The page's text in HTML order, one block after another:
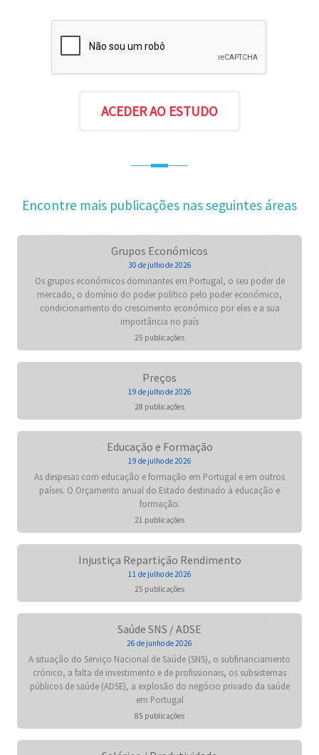
Encontre mais publicações nas seguintes áreas
Grupos Económicos
30 de julho de 2026
Os grupos económicos dominantes em Portugal, o seu poder de
mercado, o domínio do poder politico pelo poder económico,
condicionamento do crescimento económico por eles e a sua
importância no país
25 publicações
Preços
19 de julho de 2026
28 publicações
Educação e Formação
19 de julho de 2026
As despesas com educação e formação em Portugal e em outros
países. O Orçamento anual do Estado destinado à educação e
formação.
21 publicações
Injustiça Repartição Rendimento
11 de julho de 2026
25 publicações
Saúde SNS / ADSE
26 de junho de 2026
A situação do Serviço Nacional de Saúde (SNS), o subfinanciamento
crónico, a falta de investimento e de profissionais, os subsistemas
públicos de saúde (ADSE), a explosão do negócio privado da saúde
em Portugal
85 publicações